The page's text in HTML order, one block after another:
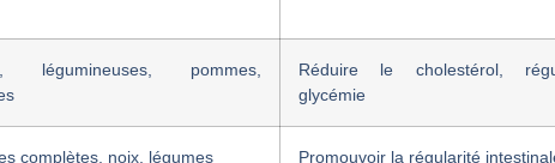
légumineuses, pommes,
Réduire le cholestérol,
glycémie
complètes, noix, légumes Promouvoir la régularité